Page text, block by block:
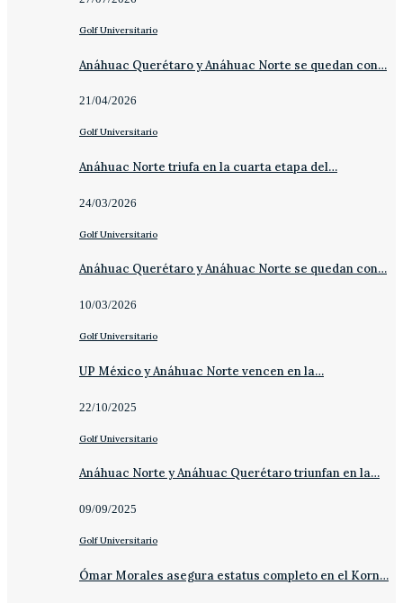
Golf Universitario
Anáhuac Querétaro y Anáhuac Norte se quedan con…
21/04/2026
Golf Universitario
Anáhuac Norte triufa en la cuarta etapa del…
24/03/2026
Golf Universitario
Anáhuac Querétaro y Anáhuac Norte se quedan con…
10/03/2026
Golf Universitario
UP México y Anáhuac Norte vencen en la…
22/10/2025
Golf Universitario
Anáhuac Norte y Anáhuac Querétaro triunfan en la…
09/09/2025
Golf Universitario
Ómar Morales asegura estatus completo en el Korn…